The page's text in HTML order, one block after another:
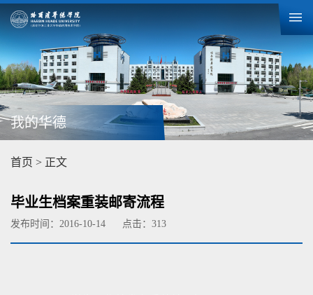
我的华德
首页 > 正文
毕业生档案重装邮寄流程
发布时间：2016-10-14 点击： 313